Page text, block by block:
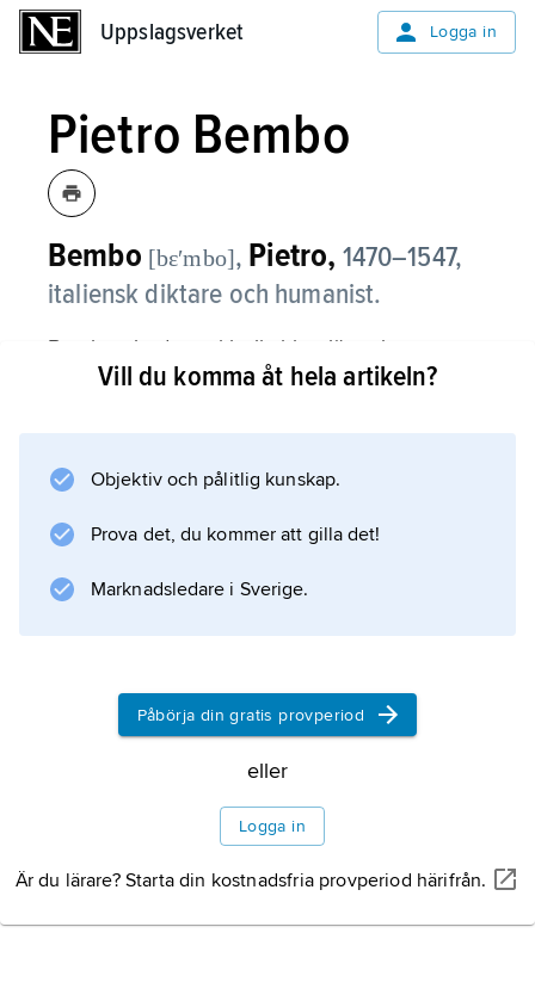
Uppslagsverket Logga in
Pietro Bembo
Bembo [bɛʹmbo], Pietro, 1470–1547,
italiensk diktare och humanist.
Bembo gjorde en klerikal karriär och
utnämndes 1539 till kardinal. Han fick stor
toskanskan som norm. Hans tankegångar
Prose della volgar lingua
(’Folkspråkets prosa’, 1525).
Information om artikeln
Vill du komma åt hela artikeln?
Objektiv och pålitlig kunskap.
Prova det, du kommer att gilla det!
Marknadsledare i Sverige.
Påbörja din gratis provperiod
eller
Logga in
Är du lärare? Starta din kostnadsfria provperiod härifrån.